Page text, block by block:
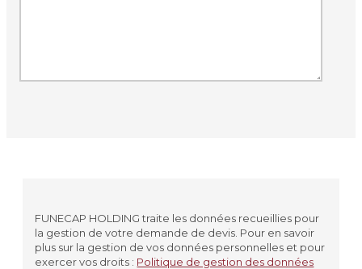
VASE
FUNECAP HOLDING traite les données recueillies pour
la gestion de votre demande de devis. Pour en savoir
plus sur la gestion de vos données personnelles et pour
exercer vos droits : Politique de gestion des données